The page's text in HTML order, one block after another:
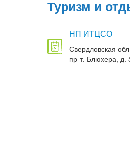
Туризм и
НП ИТЦСО
Свердловская
пр-т. Блюхера, д.